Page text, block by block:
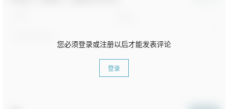
您必须登录或注册以后才能发表评论
登录